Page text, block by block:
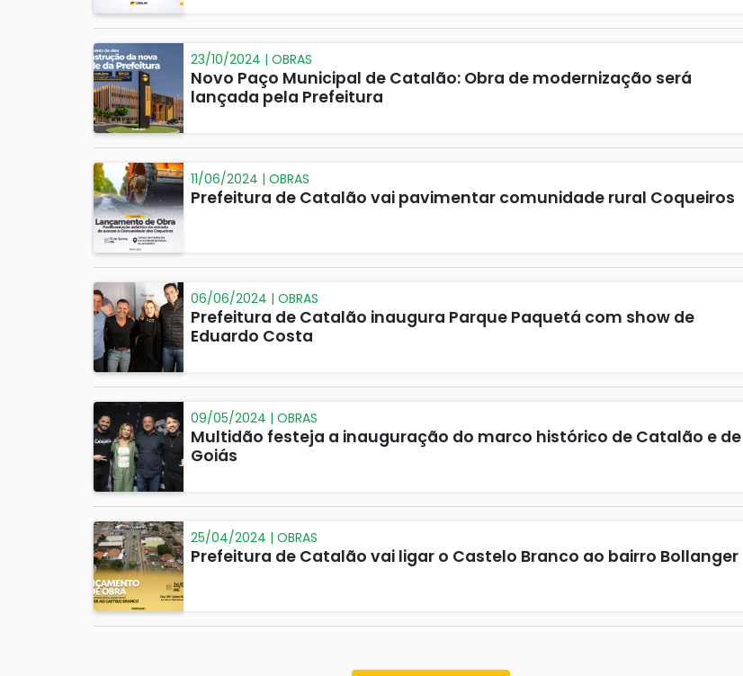
23/10/2024 | OBRAS
Novo Paço Municipal de Catalão: Obra de modernização será
lançada pela Prefeitura
11/06/2024 | OBRAS
Prefeitura de Catalão vai pavimentar comunidade rural Coqueiros
06/06/2024 | OBRAS
Prefeitura de Catalão inaugura Parque Paquetá com show de
Eduardo Costa
09/05/2024 | OBRAS
Multidão festeja a inauguração do marco histórico de Catalão e de
Goiás
25/04/2024 | OBRAS
Prefeitura de Catalão vai ligar o Castelo Branco ao bairro Bollanger